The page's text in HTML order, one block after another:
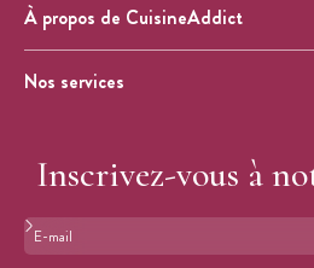
À propos de CuisineAddict
Nos services
Inscrivez-vous à
Format : adresse@email.com